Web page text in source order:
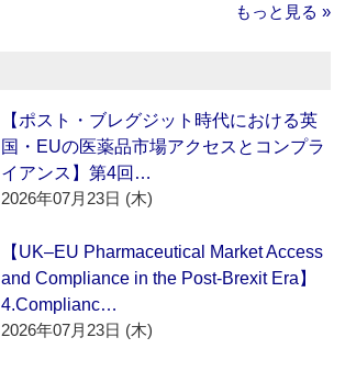
もっと見る »
【ポスト・ブレグジット時代における英
国・EUの医薬品市場アクセスとコンプラ
イアンス】第4回…
2026年07月23日 (木)
【UK–EU Pharmaceutical Market Access
and Compliance in the Post-Brexit Era】
4.Complianc…
2026年07月23日 (木)